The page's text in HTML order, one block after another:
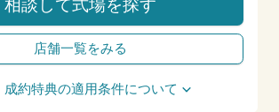
相談して式場を探す
店舗一覧をみる
成約特典の適用条件について